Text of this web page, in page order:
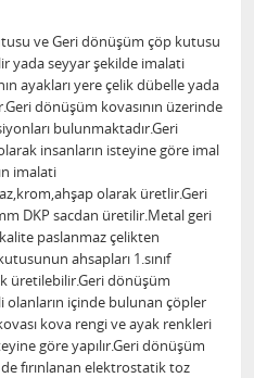
ve Geri dönüşüm çöp kutusu
yada seyyar şekilde imalati
ayakları yere çelik dübelle yada
dönüşüm kovasının üzerinde
bulunmaktadır.Geri
insanların isteyine göre imal
imalati
olarak üretlir.Geri
DKP sacdan üretilir.Metal geri
paslanmaz çelikten
ahsapları 1.sınıf
üretilebilir.Geri dönüşüm
içinde bulunan çöpler
kova rengi ve ayak renkleri
göre yapılır.Geri dönüşüm
fırınlanan elektrostatik toz